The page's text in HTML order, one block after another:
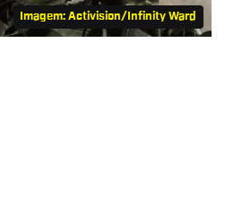
Imagem: Activision/Infinity Ward